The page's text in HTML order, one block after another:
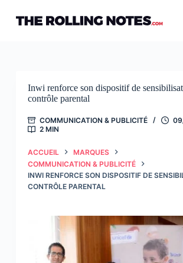
contenu
Inwi renforce son dispositif de
contrôle parental
COMMUNICATION & PUBLICITÉ
2 MIN
ACCUEIL
MARQUES
COMMUNICATION & PUBLICITÉ
INWI RENFORCE SON DISPOSITIF DE
CONTRÔLE PARENTAL